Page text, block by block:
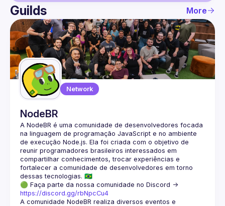
User
Events
Guilds
Guilds More
Network
NodeBR
A NodeBR é uma comunidade de desenvolvedores focada
na linguagem de programação JavaScript e no ambiente
de execução Node.js. Ela foi criada com o objetivo de
reunir programadores brasileiros interessados em
compartilhar conhecimentos, trocar experiências e
fortalecer a comunidade de desenvolvedores em torno
🟢 Faça parte da nossa comunidade no Discord ->
https://discord.gg/rbNpcCu4
A comunidade NodeBR realiza diversos eventos e